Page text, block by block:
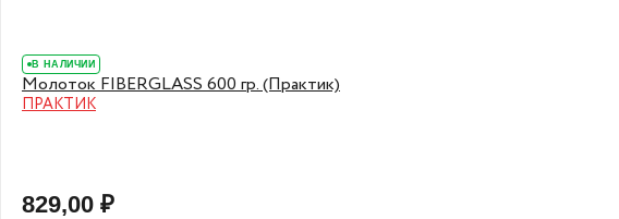
В НАЛИЧИИ
Молоток FIBERGLASS 600 гр. (Практик)
ПРАКТИК
829,00 ₽